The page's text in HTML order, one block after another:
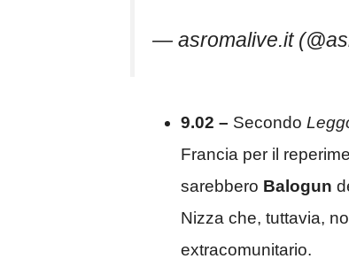
— asromalive.it
9.02 – Secondo Leggo
Francia per il
sarebbero Balogun
Nizza che, tuttavia,
extracomunitario.